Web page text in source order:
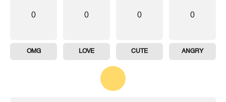
0
ANGRY
0
CUTE
0
LOVE
0
OMG